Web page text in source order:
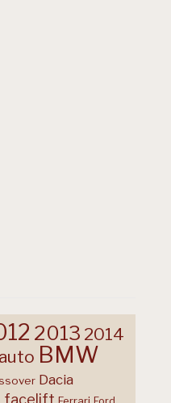
2013 2014
auto BMW
Dacia
facelift